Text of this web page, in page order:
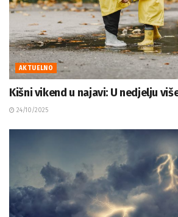
AKTUELNO
Kišni vikend u najavi: U nedjelju
24/10/2025